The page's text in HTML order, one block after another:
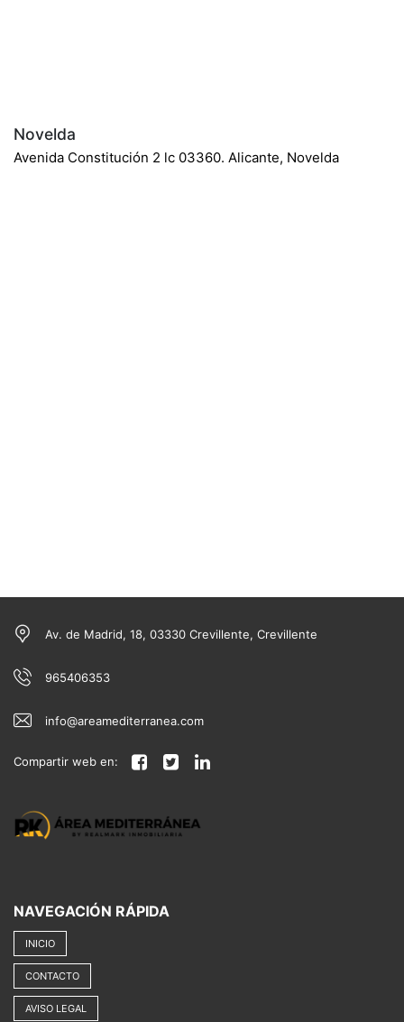
Novelda
Avenida Constitución 2 lc 03360. Alicante, Novelda
Av. de Madrid, 18, 03330 Crevillente, Crevillente
965406353
info@areamediterranea.com
Compartir web en:
NAVEGACIÓN RÁPIDA
INICIO
CONTACTO
AVISO LEGAL